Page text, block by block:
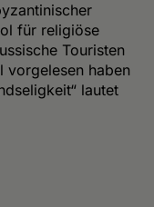
für religiöse
Touristen
vorgelesen haben
lautet